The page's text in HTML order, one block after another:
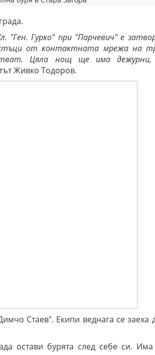
Гурко" при "Парчевич" е
от контактната мрежа на
Цяла нощ ще има
Живко Тодоров.
Стаев". Екипи веднага се заеха
остави бурята след себе си.